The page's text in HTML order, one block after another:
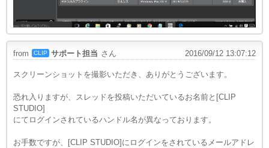
from CLIP サポート担当 さん 2016/09/12 13:07:12
スクリーンショットを撮影いただき、ありがとうございます。
恐れ入りますが、スレッドを投稿いただいているお名前と[CLIP
STUDIO]
にてログインされているハンドル名が異なっております。
お手数ですが、[CLIP STUDIO]にログインをされているメールアドレ